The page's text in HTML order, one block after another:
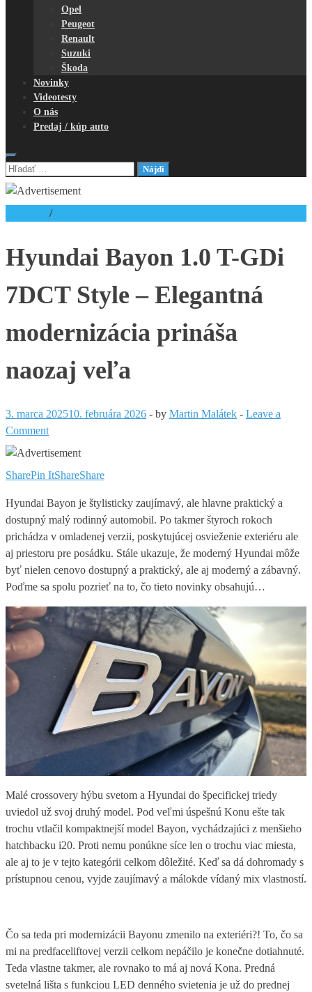
Opel
Peugeot
Renault
Suzuki
Škoda
Novinky
Videotesty
O nás
Predaj / kúp auto
Hľadať:
/
Hyundai Bayon 1.0 T-GDi
7DCT Style – Elegantná
modernizácia prináša
naozaj veľa
3. marca 202510. februára 2026 - by Martin Malátek - Leave a
Comment
SharePin ItShareShare
Hyundai Bayon je štylisticky zaujímavý, ale hlavne praktický a
dostupný malý rodinný automobil. Po takmer štyroch rokoch
prichádza v omladenej verzii, poskytujúcej osvieženie exteriéru ale
aj priestoru pre posádku. Stále ukazuje, že moderný Hyundai môže
byť nielen cenovo dostupný a praktický, ale aj moderný a zábavný.
Poďme sa spolu pozrieť na to, čo tieto novinky obsahujú…
Malé crossovery hýbu svetom a Hyundai do špecifickej triedy
uviedol už svoj druhý model. Pod veľmi úspešnú Konu ešte tak
trochu vtlačil kompaktnejší model Bayon, vychádzajúci z menšieho
hatchbacku i20. Proti nemu ponúkne síce len o trochu viac miesta,
ale aj to je v tejto kategórii celkom dôležité. Keď sa dá dohromady s
prístupnou cenou, vyjde zaujímavý a málokde vídaný mix vlastností.
Čo sa teda pri modernizácii Bayonu zmenilo na exteriéri?! To, čo sa
mi na predfaceliftovej verzii celkom nepáčilo je konečne dotiahnuté.
Teda vlastne takmer, ale rovnako to má aj nová Kona. Predná
svetelná lišta s funkciou LED denného svietenia je už do prednej